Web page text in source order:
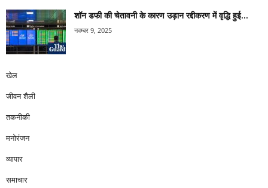
शॉन डफी की चेतावनी के कारण उड़ान रद्दीकरण में वृद्धि हुई...
नवम्बर 9, 2025
खेल
जीवन शैली
तकनीकी
मनोरंजन
व्यापार
समाचार